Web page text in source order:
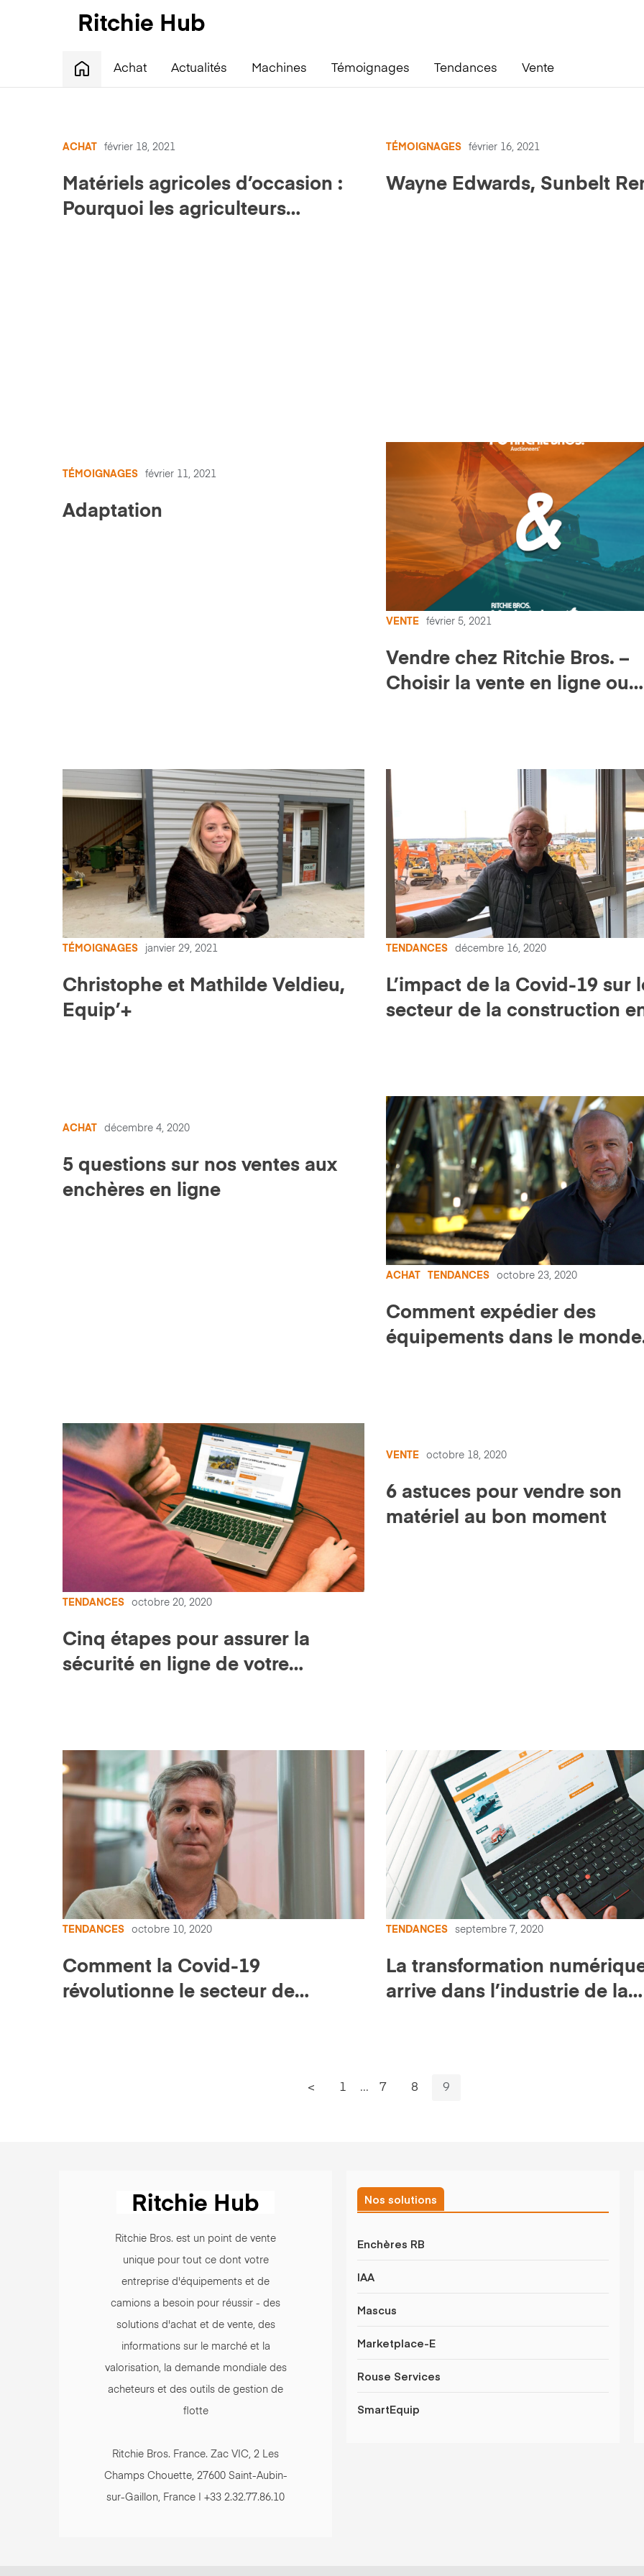
Achat Actualités Machines Témoignages Tendances Vente
ACHAT février 18, 2021
Matériels agricoles d’occasion :
Pourquoi les agriculteurs
TÉMOIGNAGES février 16, 2021
Wayne Edwards, Sunbelt
TÉMOIGNAGES février 11, 2021
Adaptation
VENTE février 5, 2021
Vendre chez Ritchie Bros. –
Choisir la vente en ligne ou
TÉMOIGNAGES janvier 29, 2021
Christophe et Mathilde Veldieu,
Equip’+
TENDANCES décembre 16, 2020
L’impact de la Covid-19 sur
secteur de la construction
ACHAT décembre 4, 2020
5 questions sur nos ventes aux
enchères en ligne
ACHAT TENDANCES octobre 23, 2020
Comment expédier des
équipements dans le monde
TENDANCES octobre 20, 2020
Cinq étapes pour assurer la
sécurité en ligne de votre
VENTE octobre 18, 2020
6 astuces pour vendre son
matériel au bon moment
TENDANCES octobre 10, 2020
Comment la Covid-19
révolutionne le secteur de
TENDANCES septembre 7, 2020
La transformation
arrive dans l’industrie de la
< 1 ... 7 8 9
Ritchie Bros. est un point de vente
unique pour tout ce dont votre
entreprise d'équipements et de
camions a besoin pour réussir - des
solutions d'achat et de vente, des
informations sur le marché et la
valorisation, la demande mondiale des
acheteurs et des outils de gestion de
flotte
Ritchie Bros. France. Zac VIC, 2 Les
Champs Chouette, 27600 Saint-Aubin-
sur-Gaillon, France | +33 2.32.77.86.10
Nos solutions
Enchères RB
IAA
Mascus
Marketplace-E
Rouse Services
SmartEquip